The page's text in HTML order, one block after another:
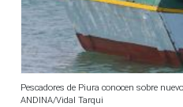
Pescadores de Piura conocen sobre
ANDINA/Vidal Tarqui